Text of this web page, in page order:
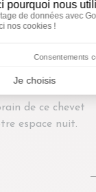
confortent un
insuffle
reposante de
de ce chevet
espace nuit.